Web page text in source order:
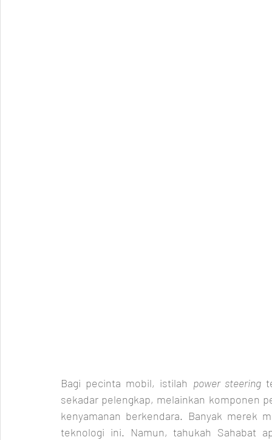
Bagi pecinta mobil, istilah power steering
sekadar pelengkap, melainkan komponen
kenyamanan berkendara. Banyak merek
teknologi ini. Namun, tahukah Sahabat